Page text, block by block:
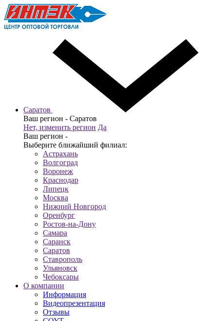
Саратов
Ваш регион - Саратов
Нет, изменить регион Да
Ваш регион -
Выберите ближайший филиал:
Астрахань
Волгоград
Воронеж
Краснодар
Липецк
Москва
Нижний Новгород
Оренбург
Ростов-на-Дону
Самара
Саранск
Саратов
Ставрополь
Ульяновск
Чебоксары
О компании
Информация
Видеопрезентация
Отзывы